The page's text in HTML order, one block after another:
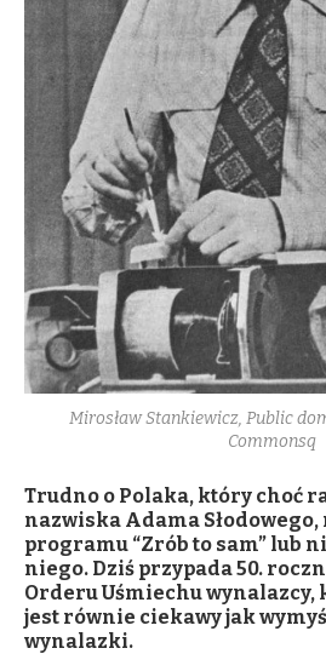
Mirosław Stankiewicz, Public
Commonsq
Trudno o Polaka, który choć
nazwiska Adama Słodowego,
programu “Zrób to sam” lub
niego. Dziś przypada 50.
Orderu Uśmiechu wynalazcy,
jest równie ciekawy jak
wynalazki.